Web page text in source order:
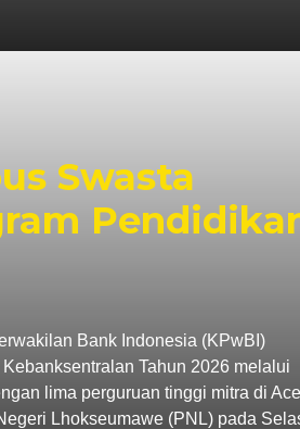
Swasta
Bank Indonesia (KPwBI)
Tahun 2026 melalui
lima perguruan tinggi mitra di
Lhokseumawe (PNL) pada